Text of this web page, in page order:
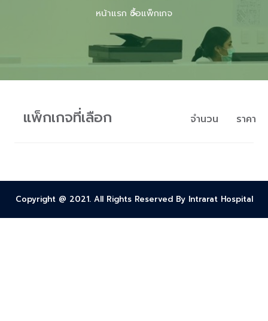
หน้าแรก ซื้อแพ็กเกจ
แพ็กเกจที่เลือก จำนวน ราคา
Copyright @ 2021. All Rights Reserved By Intrarat Hospital